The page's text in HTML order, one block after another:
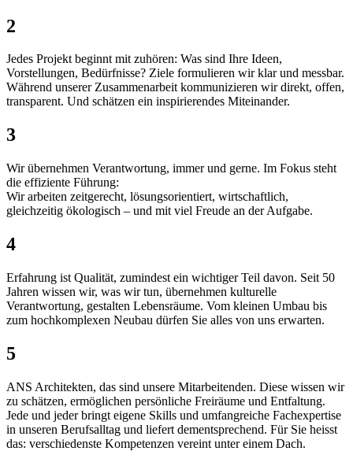
2
Jedes Projekt beginnt mit zuhören: Was sind Ihre Ideen,
Vorstellungen, Bedürfnisse? Ziele formulieren wir klar und messbar.
Während unserer Zusammenarbeit kommunizieren wir direkt, offen,
transparent. Und schätzen ein inspirierendes Miteinander.
3
Wir übernehmen Verantwortung, immer und gerne. Im Fokus steht
die effiziente Führung:
Wir arbeiten zeitgerecht, lösungsorientiert, wirtschaftlich,
gleichzeitig ökologisch – und mit viel Freude an der Aufgabe.
4
Erfahrung ist Qualität, zumindest ein wichtiger Teil davon. Seit 50
Jahren wissen wir, was wir tun, übernehmen kulturelle
Verantwortung, gestalten Lebensräume. Vom kleinen Umbau bis
zum hochkomplexen Neubau dürfen Sie alles von uns erwarten.
5
ANS Architekten, das sind unsere Mitarbeitenden. Diese wissen wir
zu schätzen, ermöglichen persönliche Freiräume und Entfaltung.
Jede und jeder bringt eigene Skills und umfangreiche Fachexpertise
in unseren Berufsalltag und liefert dementsprechend. Für Sie heisst
das: verschiedenste Kompetenzen vereint unter einem Dach.